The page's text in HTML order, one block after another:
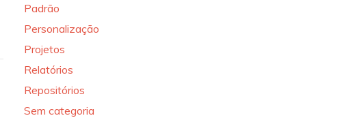
Padrão
Personalização
Projetos
Relatórios
Repositórios
Sem categoria